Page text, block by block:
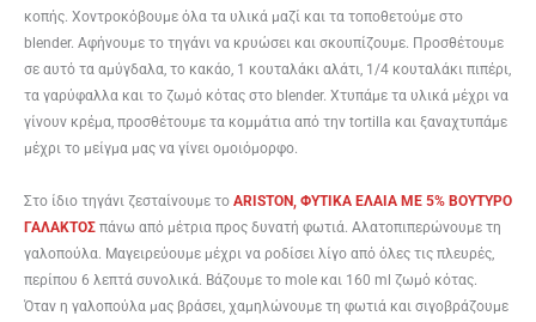
κοπής. Χοντροκόβουμε όλα τα υλικά μαζί και τα τοποθετούμε στο
blender. Αφήνουμε το τηγάνι να κρυώσει και σκουπίζουμε. Προσθέτουμε
σε αυτό τα αμύγδαλα, το κακάο, 1 κουταλάκι αλάτι, 1/4 κουταλάκι πιπέρι,
τα γαρύφαλλα και το ζωμό κότας στο blender. Χτυπάμε τα υλικά μέχρι να
γίνουν κρέμα, προσθέτουμε τα κομμάτια από την tor­tilla και ξαναχτυπάμε
μέχρι το μείγμα μας να γίνει ομοιόμορφο.
Στο ίδιο τηγάνι ζεσταίνουμε το ARISTON, ΦΥΤΙΚΑ ΕΛΑΙΑ ME 5% BOYTYΡΟ
ΓΑΛΑΚΤΟΣ πάνω από μέτρια προς δυνατή φωτιά. Αλατοπιπερώνουμε τη
γαλοπούλα. Μαγειρεύουμε μέχρι να ροδίσει λίγο από όλες τις πλευρές,
περίπου 6 λεπτά συνολικά. Βάζουμε το mole και 160 ml ζωμό κότας.
Όταν η γαλοπούλα μας βράσει, χαμηλώνουμε τη φωτιά και σιγοβράζουμε